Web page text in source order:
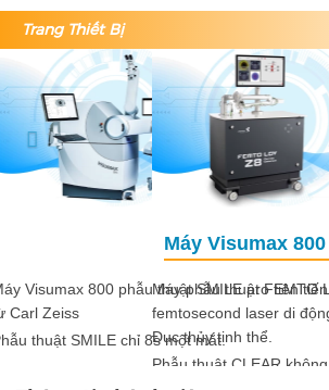
Trang Thiết Bị
Máy phẫu thuật FEMTO LDV Z8 của hãng
femtosecond laser di động đầu tiên cho phẫu
Previous